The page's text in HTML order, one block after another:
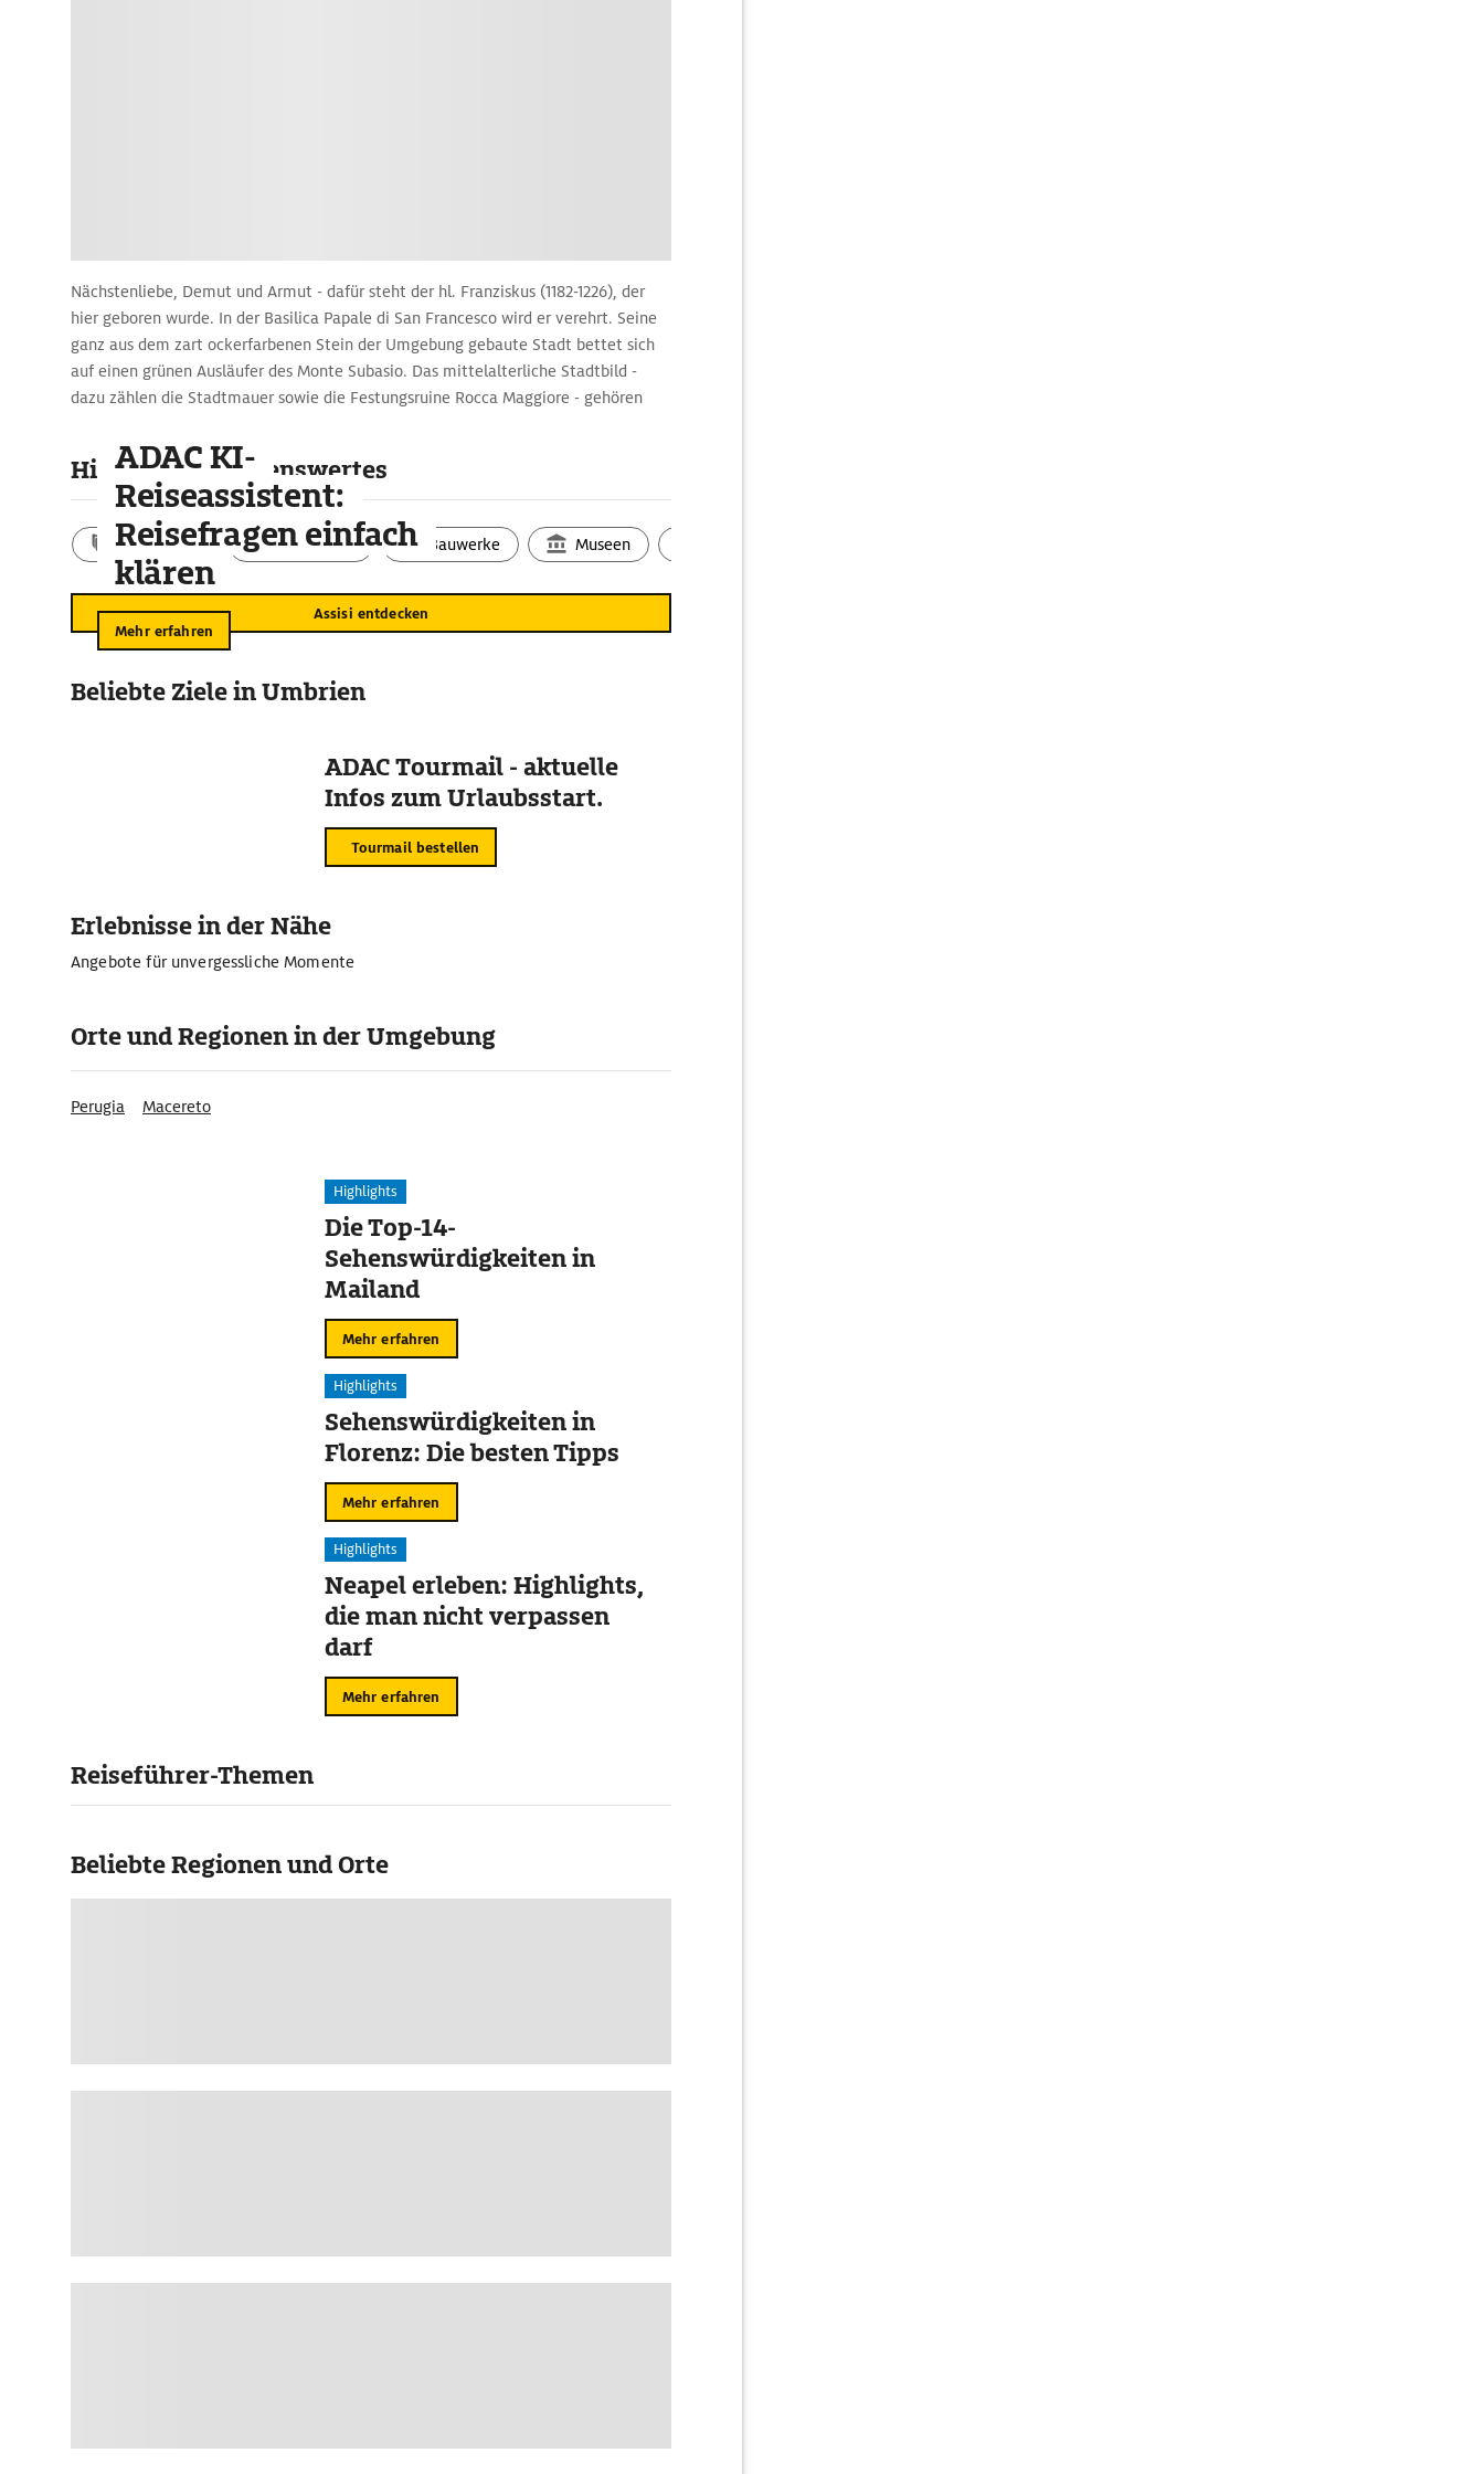
Nächstenliebe, Demut und Armut - dafür steht der hl. Franziskus (1182-1226), der
hier geboren wurde. In der Basilica Papale di San Francesco wird er verehrt. Seine
ganz aus dem zart ockerfarbenen Stein der Umgebung gebaute Stadt bettet sich
auf einen grünen Ausläufer des Monte Subasio. Das mittelalterliche Stadtbild -
dazu zählen die Stadtmauer sowie die Festungsruine Rocca Maggiore - gehören
dem 13. Jh. birgt das Grabmal der hl. Klara.
Highlights & Sehenswertes
Aktivitäten Landschaft Bauwerke Museen
Assisi entdecken
ADAC KI-
Reiseassistent:
Reisefragen einfach
klären
Mehr erfahren
Beliebte Ziele in Umbrien
ADAC Tourmail - aktuelle
Infos zum Urlaubsstart.
Tourmail bestellen
Erlebnisse in der Nähe
Angebote für unvergessliche Momente
Orte und Regionen in der Umgebung
Perugia Macereto
Highlights
Die Top-14-
Sehenswürdigkeiten in
Mailand
Mehr erfahren
Highlights
Sehenswürdigkeiten in
Florenz: Die besten Tipps
Mehr erfahren
Highlights
Neapel erleben: Highlights,
die man nicht verpassen
darf
Mehr erfahren
Reiseführer-Themen
Beliebte Regionen und Orte